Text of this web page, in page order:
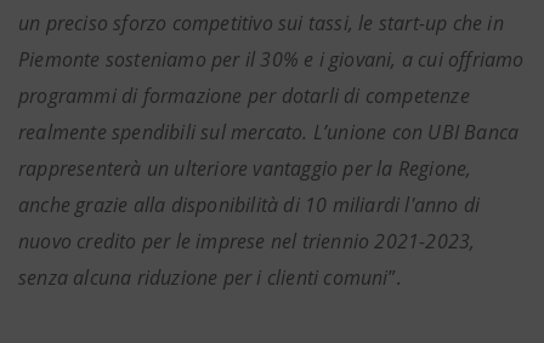
un preciso sforzo competitivo sui tassi, le start-up che in
Piemonte sosteniamo per il 30% e i giovani, a cui offriamo
programmi di formazione per dotarli di competenze
realmente spendibili sul mercato. L’unione con UBI Banca
rappresenterà un ulteriore vantaggio per la Regione,
anche grazie alla disponibilità di 10 miliardi l'anno di
nuovo credito per le imprese nel triennio 2021-2023,
senza alcuna riduzione per i clienti comuni”.